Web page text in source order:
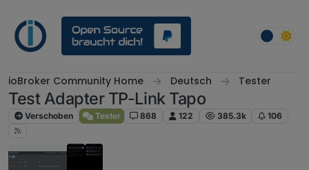
ioBroker Community Home Deutsch Tester
Test Adapter TP-Link Tapo
Verschoben Tester 868 122 385.3k 106